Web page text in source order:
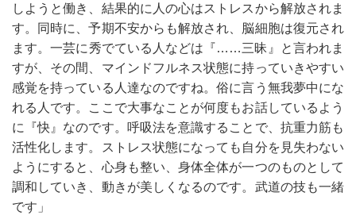
しようと働き、結果的に人の心はストレスから解放されま
す。同時に、予期不安からも解放され、脳細胞は復元され
ます。一芸に秀でている人などは『……三昧』と言われま
すが、その間、マインドフルネス状態に持っていきやすい
感覚を持っている人達なのですね。俗に言う無我夢中にな
れる人です。ここで大事なことが何度もお話しているよう
に『快』なのです。呼吸法を意識することで、抗重力筋も
活性化します。ストレス状態になっても自分を見失わない
ようにすると、心身も整い、身体全体が一つのものとして
調和していき、動きが美しくなるのです。武道の技も一緒
です」